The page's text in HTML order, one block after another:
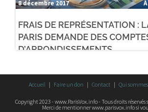
8 décembre 2017
FRAIS DE REPRÉSENTATION :
PARIS DEMANDE DES
D’ARRONDISSEMENTS
Accueil Faire un don Contact Qui
Copyright 2023 - www.ParisVox.info - Tous droits
Merci de mentionner www.parisvox.info si